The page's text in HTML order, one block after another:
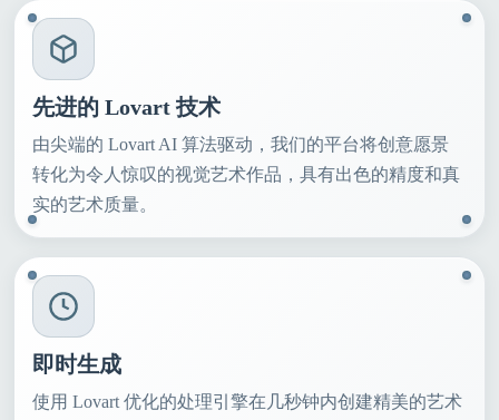
先进的 Lovart 技术
由尖端的 Lovart AI 算法驱动，我们的平台将创意愿景
转化为令人惊叹的视觉艺术作品，具有出色的精度和真
实的艺术质量。
即时生成
使用 Lovart 优化的处理引擎在几秒钟内创建精美的艺术